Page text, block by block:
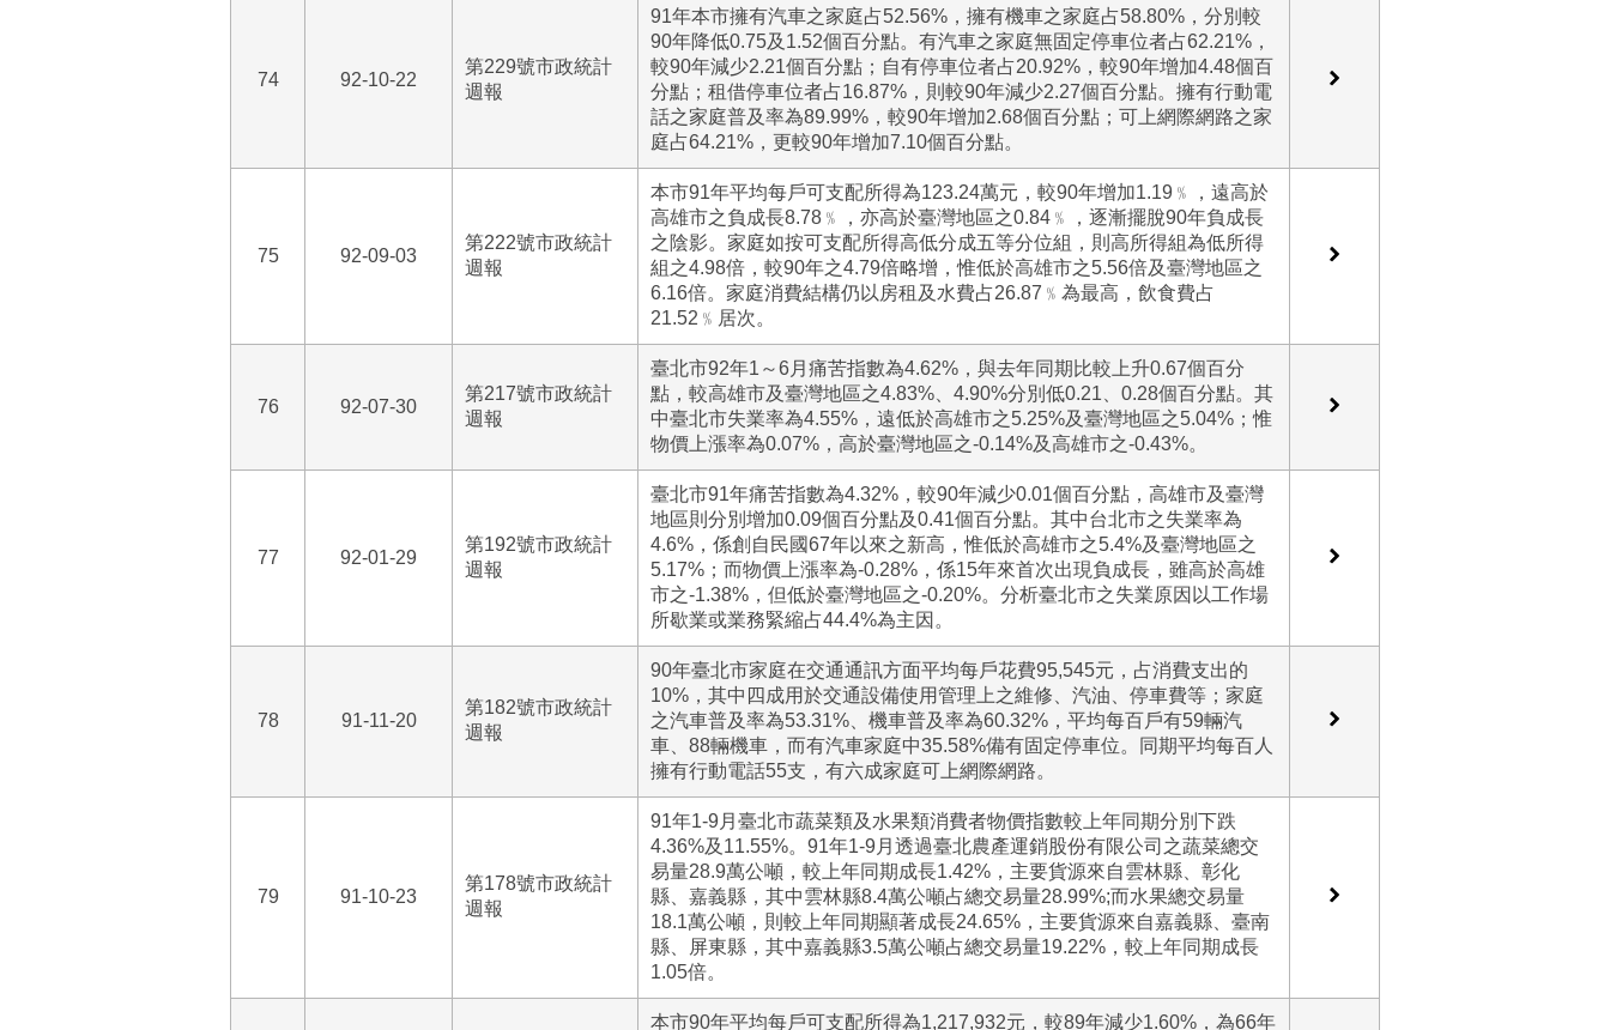
74 92-10-22
第229號市政統計
週報
91年本市擁有汽車之家庭占52.56%，擁有機車之家庭占58.80%，分別較
90年降低0.75及1.52個百分點。有汽車之家庭無固定停車位者占62.21%，
較90年減少2.21個百分點；自有停車位者占20.92%，較90年增加4.48個百
分點；租借停車位者占16.87%，則較90年減少2.27個百分點。擁有行動電
話之家庭普及率為89.99%，較90年增加2.68個百分點；可上網際網路之家
庭占64.21%，更較90年增加7.10個百分點。
75 92-09-03
第222號市政統計
週報
本市91年平均每戶可支配所得為123.24萬元，較90年增加1.19﹪，遠高於
高雄市之負成長8.78﹪，亦高於臺灣地區之0.84﹪，逐漸擺脫90年負成長
之陰影。家庭如按可支配所得高低分成五等分位組，則高所得組為低所得
組之4.98倍，較90年之4.79倍略增，惟低於高雄市之5.56倍及臺灣地區之
6.16倍。家庭消費結構仍以房租及水費占26.87﹪為最高，飲食費占
21.52﹪居次。
76 92-07-30
第217號市政統計
週報
臺北市92年1～6月痛苦指數為4.62%，與去年同期比較上升0.67個百分
點，較高雄市及臺灣地區之4.83%、4.90%分別低0.21、0.28個百分點。其
中臺北市失業率為4.55%，遠低於高雄市之5.25%及臺灣地區之5.04%；惟
物價上漲率為0.07%，高於臺灣地區之-0.14%及高雄市之-0.43%。
77 92-01-29
第192號市政統計
週報
臺北市91年痛苦指數為4.32%，較90年減少0.01個百分點，高雄市及臺灣
地區則分別增加0.09個百分點及0.41個百分點。其中台北市之失業率為
4.6%，係創自民國67年以來之新高，惟低於高雄市之5.4%及臺灣地區之
5.17%；而物價上漲率為-0.28%，係15年來首次出現負成長，雖高於高雄
市之-1.38%，但低於臺灣地區之-0.20%。分析臺北市之失業原因以工作場
所歇業或業務緊縮占44.4%為主因。
78 91-11-20
第182號市政統計
週報
90年臺北市家庭在交通通訊方面平均每戶花費95,545元，占消費支出的
10%，其中四成用於交通設備使用管理上之維修、汽油、停車費等；家庭
之汽車普及率為53.31%、機車普及率為60.32%，平均每百戶有59輛汽
車、88輛機車，而有汽車家庭中35.58%備有固定停車位。同期平均每百人
擁有行動電話55支，有六成家庭可上網際網路。
79 91-10-23
第178號市政統計
週報
91年1-9月臺北市蔬菜類及水果類消費者物價指數較上年同期分別下跌
4.36%及11.55%。91年1-9月透過臺北農產運銷股份有限公司之蔬菜總交
易量28.9萬公噸，較上年同期成長1.42%，主要貨源來自雲林縣、彰化
縣、嘉義縣，其中雲林縣8.4萬公噸占總交易量28.99%;而水果總交易量
18.1萬公噸，則較上年同期顯著成長24.65%，主要貨源來自嘉義縣、臺南
縣、屏東縣，其中嘉義縣3.5萬公噸占總交易量19.22%，較上年同期成長
1.05倍。
本市90年平均每戶可支配所得為1,217,932元，較89年減少1.60%，為66年